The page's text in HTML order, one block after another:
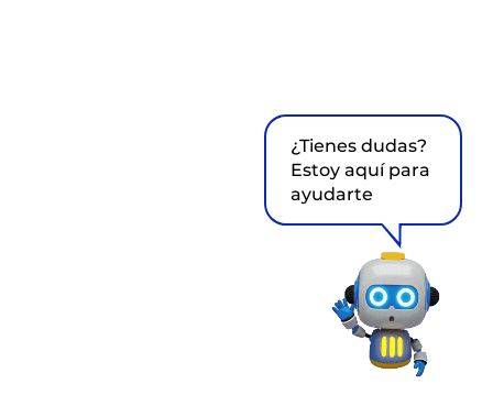
¿Tienes dudas?
Estoy aquí para
ayudarte